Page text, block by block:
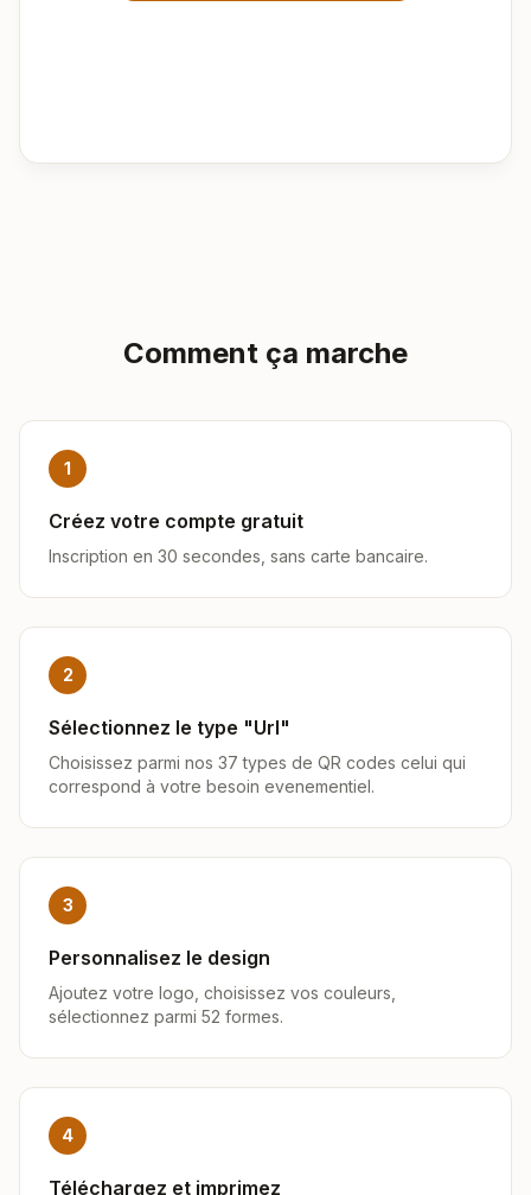
Comment ça marche
1
Créez votre compte gratuit
Inscription en 30 secondes, sans carte bancaire.
2
Sélectionnez le type "Url"
Choisissez parmi nos 37 types de QR codes celui qui
correspond à votre besoin evenementiel.
3
Personnalisez le design
Ajoutez votre logo, choisissez vos couleurs,
sélectionnez parmi 52 formes.
4
Téléchargez et imprimez